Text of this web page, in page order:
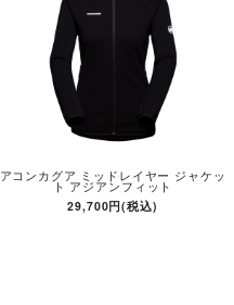
アコンカグア ミッドレイヤー ジャケッ
ト アジアンフィット
29,700円(税込)